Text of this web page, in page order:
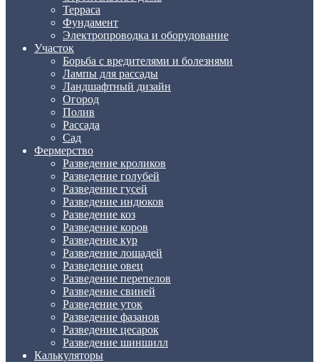
Терраса
Фундамент
Электропроводка и оборудование
Участок
Борьба с вредителями и болезнями
Лампы для рассады
Ландшафтный дизайн
Огород
Полив
Рассада
Сад
Фермерство
Разведение кроликов
Разведение голубей
Разведение гусей
Разведение индюков
Разведение коз
Разведение коров
Разведение кур
Разведение лошадей
Разведение овец
Разведение перепелов
Разведение свиней
Разведение уток
Разведение фазанов
Разведение цесарок
Разведение шиншилл
Калькуляторы